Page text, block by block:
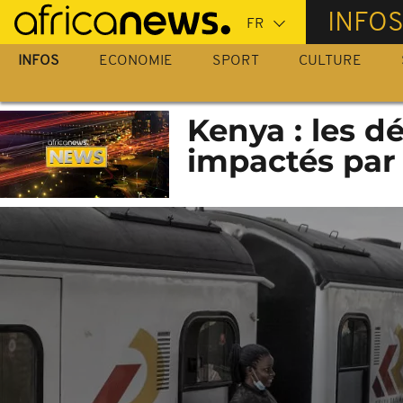
Passer
au
contenu
INFOS
INFOS ECONOMIE SPORT CULTURE
Kenya : les
impactés par